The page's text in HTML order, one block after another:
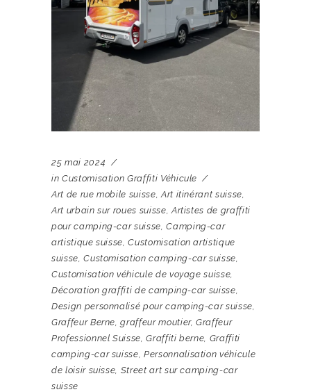
25 mai 2024
in Customisation Graffiti Véhicule
Art de rue mobile suisse,Art itinérant suisse,
Art urbain sur roues suisse,Artistes de graffiti
pour camping-car suisse,Camping-car
artistique suisse,Customisation artistique
suisse,Customisation camping-car suisse,
Customisation véhicule de voyage suisse,
Décoration graffiti de camping-car suisse,
Design personnalisé pour camping-car suisse,
Graffeur Berne,graffeur moutier,Graffeur
Professionnel Suisse,Graffiti berne, Graffiti
camping-car suisse,Personnalisation véhicule
de loisir suisse, Street art sur camping-car
suisse